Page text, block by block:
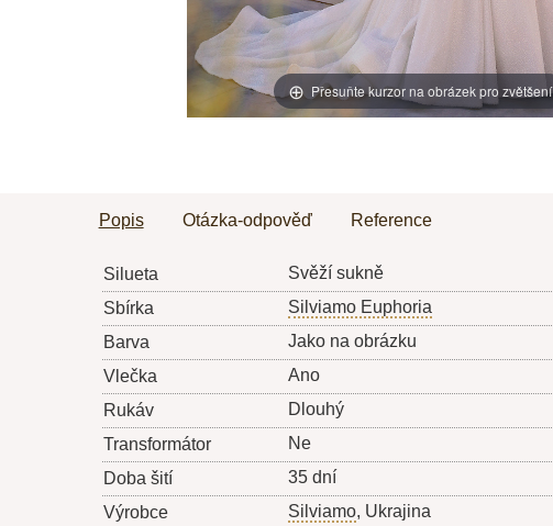
Přesuňte kurzor na obrázek pro zvětšení
Popis Otázka-odpověď Reference
Silueta
Svěží sukně
Sbírka
Silviamo Euphoria
Barva
Jako na obrázku
Vlečka
Ano
Rukáv
Dlouhý
Transformátor
Ne
Doba šití
35 dní
Výrobce
Silviamo, Ukrajina